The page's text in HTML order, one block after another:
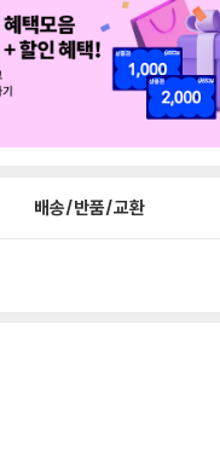
배송/반품/교환